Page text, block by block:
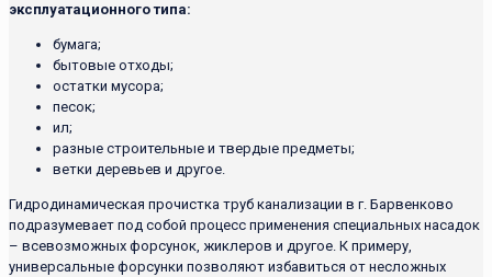
эксплуатационного типа:
бумага;
бытовые отходы;
остатки мусора;
песок;
ил;
разные строительные и твердые предметы;
ветки деревьев и другое.
Гидродинамическая прочистка труб канализации в г. Барвенково
подразумевает под собой процесс применения специальных насадок
– всевозможных форсунок, жиклеров и другое. К примеру,
универсальные форсунки позволяют избавиться от несложных